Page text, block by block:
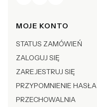
Linki w stopce
MOJE KONTO
STATUS ZAMÓWIEŃ
ZALOGUJ SIĘ
ZAREJESTRUJ SIĘ
PRZYPOMNIENIE HASŁA
PRZECHOWALNIA